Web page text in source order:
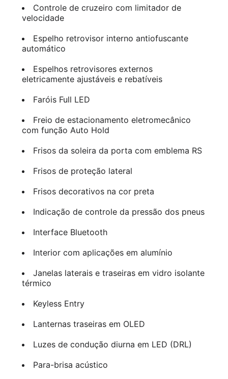
Controle de cruzeiro com limitador de
velocidade
Espelho retrovisor interno antiofuscante
automático
Espelhos retrovisores externos
eletricamente ajustáveis e rebatíveis
Faróis Full LED
Freio de estacionamento eletromecânico
com função Auto Hold
Frisos da soleira da porta com emblema RS
Frisos de proteção lateral
Frisos decorativos na cor preta
Indicação de controle da pressão dos pneus
Interface Bluetooth
Interior com aplicações em alumínio
Janelas laterais e traseiras em vidro isolante
térmico
Keyless Entry
Lanternas traseiras em OLED
Luzes de condução diurna em LED (DRL)
Para-brisa acústico